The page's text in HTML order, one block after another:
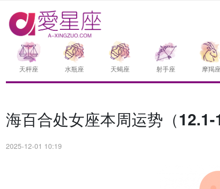
天枰座 水瓶座 天蝎座 射手座 摩羯
海百合处女座本周运势（
2025-12-01 10:19